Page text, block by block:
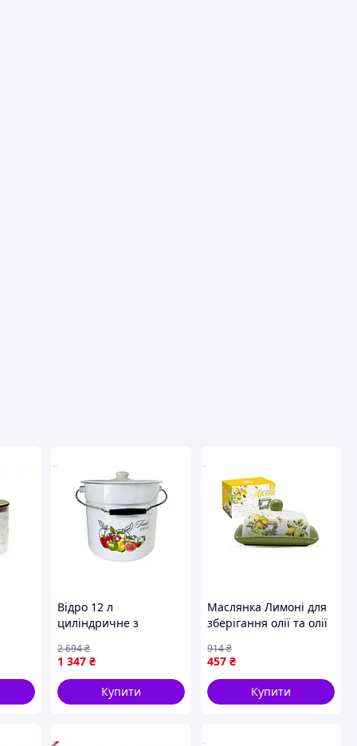
Відро 12 л
циліндричне з
зберігання продуктів і
фруктів біле IDILIA
I1224/2
1 347 ₴
2 694₴
Купити
Маслянка Лимоні для
зберігання олії та олії
стильним дизайном
457 ₴
914₴
Купити